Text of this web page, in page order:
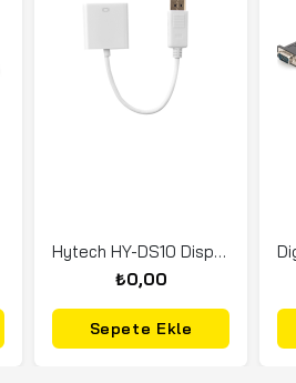
Hytech HY-DS10 Display TO HDMI 20cm Çevirici
₺0,00
Sepete Ekle